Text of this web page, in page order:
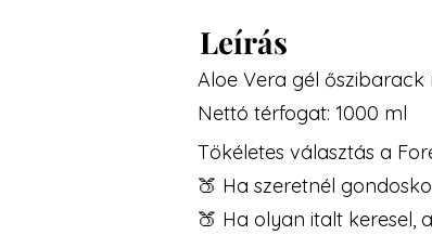
Leírás
Aloe Vera gél őszibarack
Nettó térfogat: 1000 ml
Tökéletes választás a
🍑 Ha szeretnél
🍑 Ha olyan italt keresel,